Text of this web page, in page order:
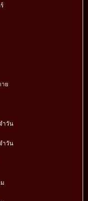
ย
ำวัน
ำวัน